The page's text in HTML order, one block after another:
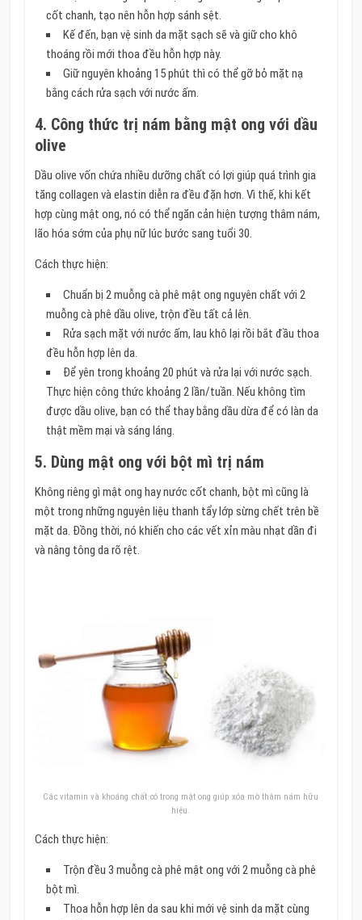
cốt chanh, tạo nên hỗn hợp sánh sệt.
Kế đến, bạn vệ sinh da mặt sạch sẽ và giữ cho khô
thoáng rồi mới thoa đều hỗn hợp này.
Giữ nguyên khoảng 15 phút thì có thể gỡ bỏ mặt nạ
bằng cách rửa sạch với nước ấm.
4. Công thức trị nám bằng mật ong với dầu
olive
Dầu olive vốn chứa nhiều dưỡng chất có lợi giúp quá trình gia
tăng collagen và elastin diễn ra đều đặn hơn. Vì thế, khi kết
hợp cùng mật ong, nó có thể ngăn cản hiện tượng thâm nám,
lão hóa sớm của phụ nữ lúc bước sang tuổi 30.
Cách thực hiện:
Chuẩn bị 2 muỗng cà phê mật ong nguyên chất với 2
muỗng cà phê dầu olive, trộn đều tất cả lên.
Rửa sạch mặt với nước ấm, lau khô lại rồi bắt đầu thoa
đều hỗn hợp lên da.
Để yên trong khoảng 20 phút và rửa lại với nước sạch.
Thực hiện công thức khoảng 2 lần/tuần. Nếu không tìm
được dầu olive, bạn có thể thay bằng dầu dừa để có làn da
thật mềm mại và sáng láng.
5. Dùng mật ong với bột mì trị nám
Không riêng gì mật ong hay nước cốt chanh, bột mì cũng là
một trong những nguyên liệu thanh tẩy lớp sừng chết trên bề
mặt da. Đồng thời, nó khiến cho các vết xỉn màu nhạt dần đi
và nâng tông da rõ rệt.
Các vitamin và khoáng chất có trong mật ong giúp xóa mờ thâm nám hữu
hiệu.
Cách thực hiện:
Trộn đều 3 muỗng cà phê mật ong với 2 muỗng cà phê
bột mì.
Thoa hỗn hợp lên da sau khi mới vệ sinh da mặt cùng